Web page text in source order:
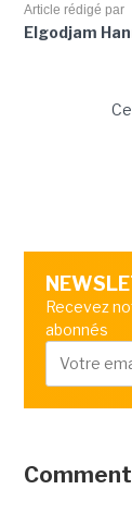
Article rédigé par
Elgodjam
Recevez
abonnés